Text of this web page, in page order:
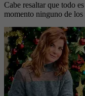
Cabe resaltar que todo
momento ninguno de los